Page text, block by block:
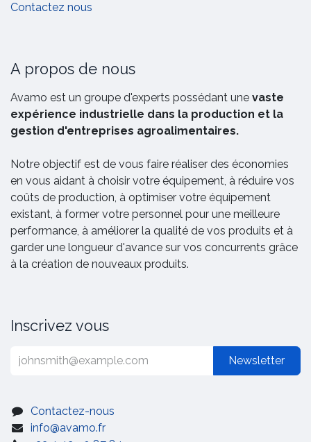
Contactez nous
A propos de nous
Avamo est un groupe d'experts possédant une vaste
expérience industrielle dans la production et la
gestion d'entreprises agroalimentaires.
Notre objectif est de vous faire réaliser des économies
en vous aidant à choisir votre équipement, à réduire vos
coûts de production, à optimiser votre équipement
existant, à former votre personnel pour une meilleure
performance, à améliorer la qualité de vos produits et à
garder une longueur d'avance sur vos concurrents grâce
à la création de nouveaux produits.
Inscrivez vous
Newsletter
Contactez-nous
info@avamo.fr